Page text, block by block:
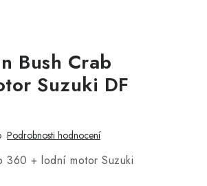
Bush Crab
Suzuki DF
Podrobnosti hodnocení
360 + lodní motor Suzuki